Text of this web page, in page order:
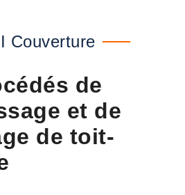
Couverture
de
et de
de toit-